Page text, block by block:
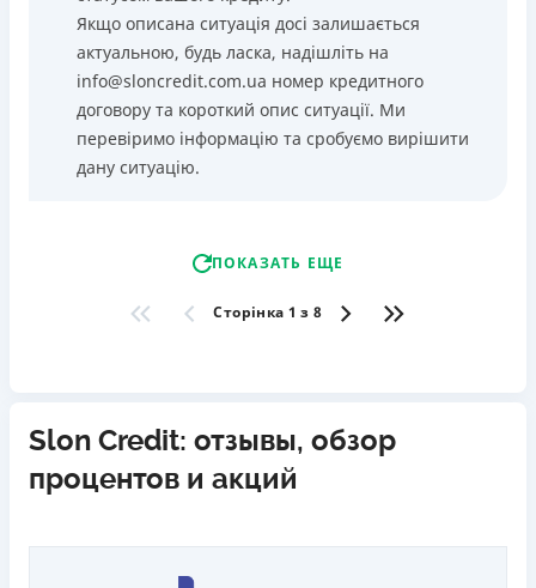
Якщо описана ситуація досі залишається
актуальною, будь ласка, надішліть на
info@sloncredit.com.ua номер кредитного
договору та короткий опис ситуації. Ми
перевіримо інформацію та сробуємо вирішити
дану ситуацію.
ПОКАЗАТЬ ЕЩЕ
Сторінка 1 з 8
Slon Credit: отзывы, обзор
процентов и акций